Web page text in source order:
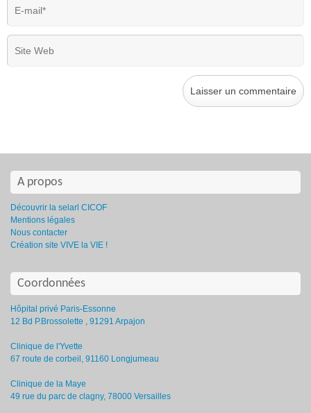
A propos
Découvrir la selarl CICOF
Mentions légales
Nous contacter
Création site VIVE la VIE !
Coordonnées
Hôpital privé Paris-Essonne
12 Bd P.Brossolette , 91291 Arpajon
Clinique de l'Yvette
67 route de corbeil, 91160 Longjumeau
Clinique de la Maye
49 rue du parc de clagny, 78000 Versailles